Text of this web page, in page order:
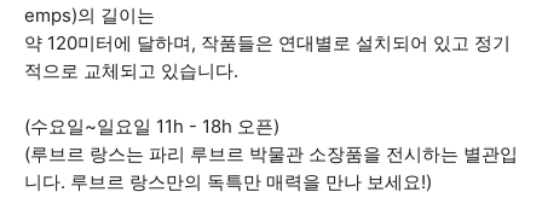
emps)의 길이는
약 120미터에 달하며, 작품들은 연대별로 설치되어 있고 정기
적으로 교체되고 있습니다.
(수요일~일요일 11h - 18h 오픈)
(루브르 랑스는 파리 루브르 박물관 소장품을 전시하는 별관입
니다. 루브르 랑스만의 독특만 매력을 만나 보세요!)